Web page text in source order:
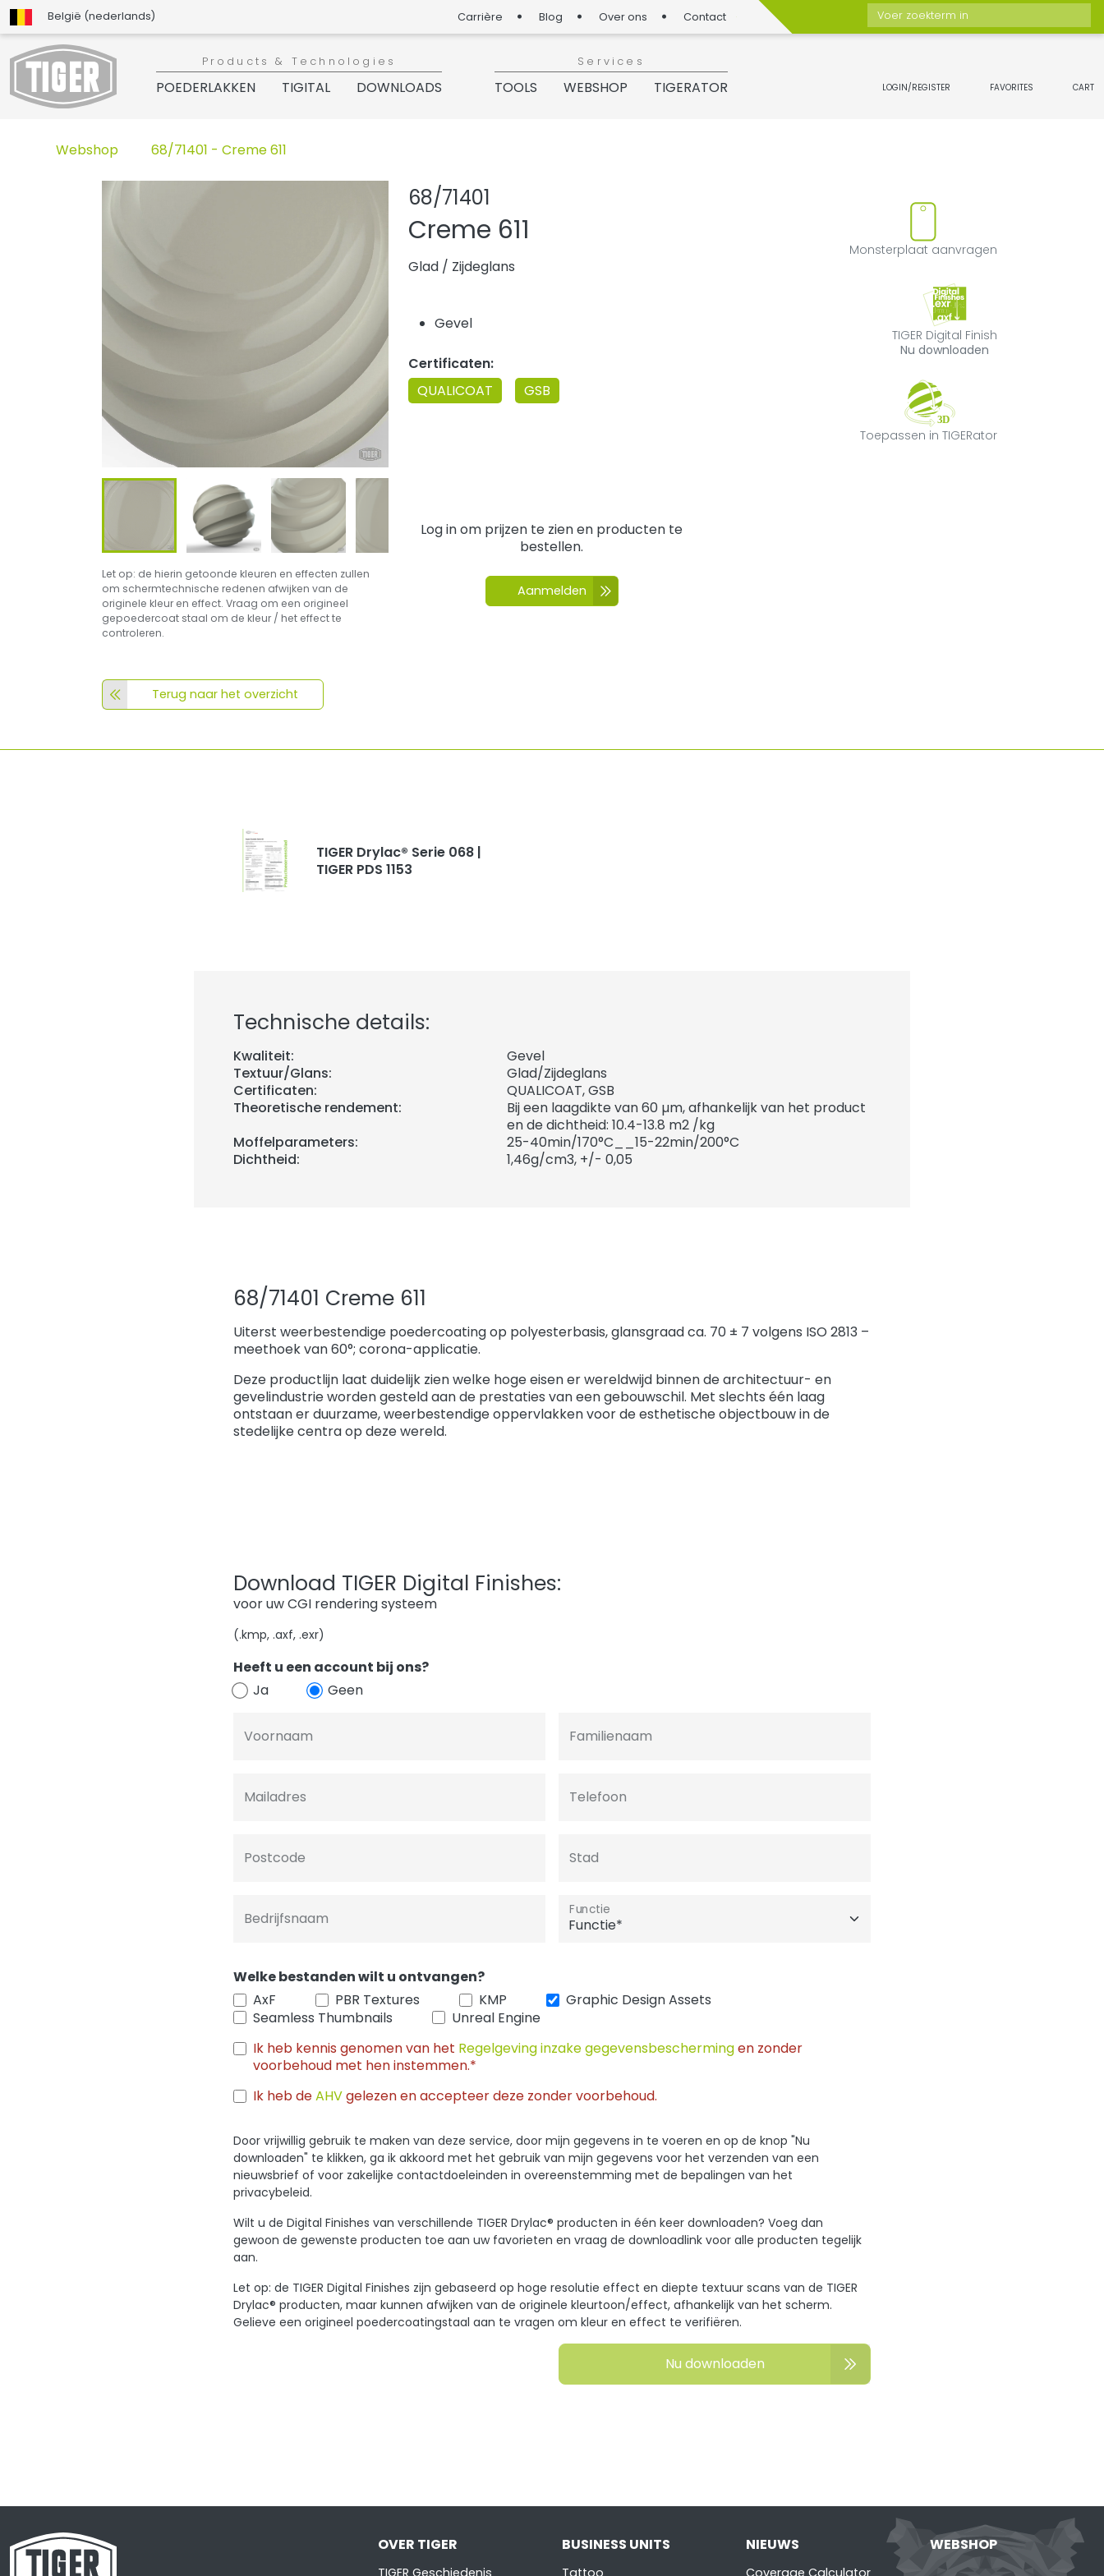
België (nederlands) Carrière Blog Over ons Contact
Voer zoekterm in
Products & Technologies
POEDERLAKKEN TIGITAL DOWNLOADS
Services
TOOLS WEBSHOP TIGERATOR LOGIN/REGISTER FAVORITES CART
Webshop 68/71401 - Creme 611
Let op: de hierin getoonde kleuren en effecten zullen
om schermtechnische redenen afwijken van de
originele kleur en effect. Vraag om een origineel
gepoedercoat staal om de kleur / het effect te
controleren.
Terug naar het overzicht
68/71401
Product aan favorieten toevoegen of
Creme 611
Glad / Zijdeglans
Gevel
Certificaten:
QUALICOAT
GSB
Monsterplaat aanvragen
TIGER Digital Finish
Nu downloaden
Toepassen in TIGERator
Log in om prijzen te zien en producten te
bestellen.
Aanmelden
TIGER Drylac® Serie 068 |
TIGER PDS 1153
Technische details:
Kwaliteit:
Gevel
Textuur/Glans:
Glad/Zijdeglans
Certificaten:
QUALICOAT, GSB
Theoretische rendement:
Bij een laagdikte van 60 µm, afhankelijk van het product
en de dichtheid: 10.4-13.8 m2 /kg
Moffelparameters:
25-40min/170°C__15-22min/200°C
Dichtheid:
1,46g/cm3, +/- 0,05
68/71401 Creme 611
Uiterst weerbestendige poedercoating op polyesterbasis, glansgraad ca. 70 ± 7 volgens ISO 2813 –
meethoek van 60°; corona-applicatie.
Deze productlijn laat duidelijk zien welke hoge eisen er wereldwijd binnen de architectuur- en
gevelindustrie worden gesteld aan de prestaties van een gebouwschil. Met slechts één laag
ontstaan er duurzame, weerbestendige oppervlakken voor de esthetische objectbouw in de
stedelijke centra op deze wereld.
Download TIGER Digital Finishes:
voor uw CGI rendering systeem
(.kmp, .axf, .exr)
Heeft u een account bij ons?
Ja
Geen
Voornaam Familienaam
Mailadres Telefoon
Postcode Stad
Bedrijfsnaam Functie
Welke bestanden wilt u ontvangen?
AxF
PBR Textures KMP
Graphic Design Assets
Seamless Thumbnails
Unreal Engine
Ik heb kennis genomen van het Regelgeving inzake gegevensbeschermingen zonder
voorbehoud met hen instemmen.*
Ik heb deAHVgelezen en accepteer deze zonder voorbehoud.
Door vrijwillig gebruik te maken van deze service, door mijn gegevens in te voeren en op de knop "Nu
downloaden" te klikken, ga ik akkoord met het gebruik van mijn gegevens voor het verzenden van een
nieuwsbrief of voor zakelijke contactdoeleinden in overeenstemming met de bepalingen van het
privacybeleid.
Wilt u de Digital Finishes van verschillende TIGER Drylac® producten in één keer downloaden? Voeg dan
gewoon de gewenste producten toe aan uw favorieten en vraag de downloadlink voor alle producten tegelijk
aan.
Let op: de TIGER Digital Finishes zijn gebaseerd op hoge resolutie effect en diepte textuur scans van de TIGER
Drylac® producten, maar kunnen afwijken van de originele kleurtoon/effect, afhankelijk van het scherm.
Gelieve een origineel poedercoatingstaal aan te vragen om kleur en effect te verifiëren.
Nu downloaden
OVER TIGER
TIGER Geschiedenis
BUSINESS UNITS
Tattoo
NIEUWS
Coverage Calculator
WEBSHOP